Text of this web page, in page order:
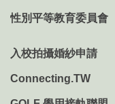
性別平等教育委員會
入校拍攝婚紗申請
Connecting.TW